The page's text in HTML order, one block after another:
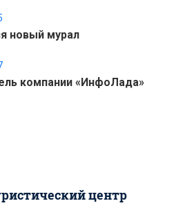
новый мурал
компании «ИнфоЛада»
центр